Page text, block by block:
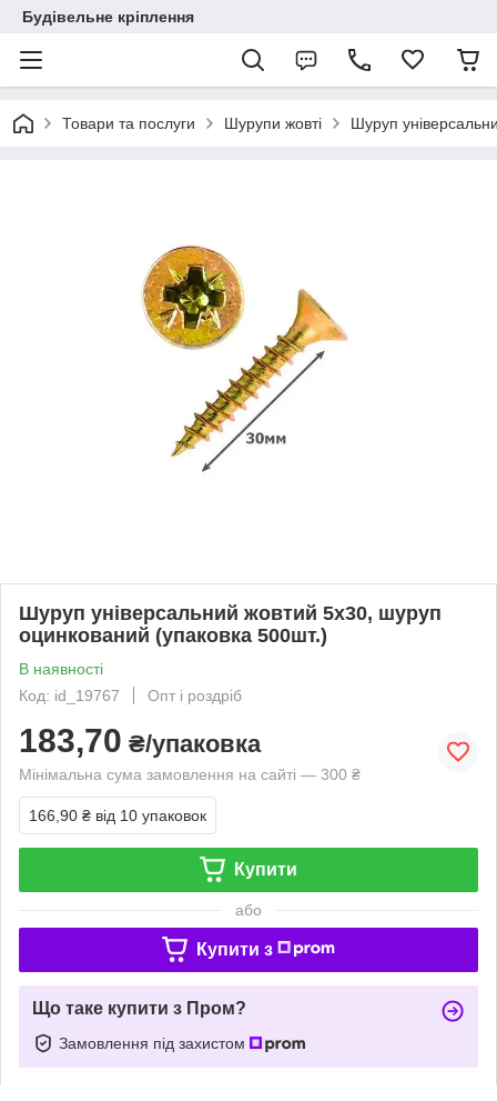
Будівельне кріплення
Товари та послуги Шурупи жовті Шуруп
Шуруп універсальний жовтий 5х30, шуруп
оцинкований (упаковка 500шт.)
В наявності
Код: id_19767
Опт і роздріб
183,70 ₴/упаковка
Мінімальна сума замовлення на сайті — 300 ₴
166,90 ₴ від 10 упаковок
Купити
або
Купити з
Що таке купити з Пром?
Замовлення під захистом